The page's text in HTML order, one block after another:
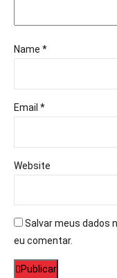
Name *
Email *
Website
Salvar meus dados
eu comentar.
Publicar